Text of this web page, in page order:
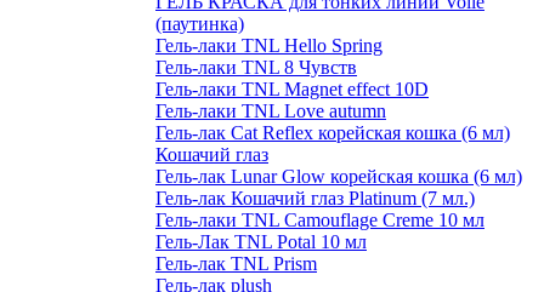
(паутинка)
Гель-лаки TNL Hello Spring
Гель-лаки TNL 8 Чувств
Гель-лаки TNL Magnet effect 10D
Гель-лаки TNL Love autumn
Гель-лак Cat Reflex корейская кошка (6 мл)
Кошачий глаз
Гель-лак Lunar Glow корейская кошка (6 мл)
Гель-лак Кошачий глаз Platinum (7 мл.)
Гель-лаки TNL Camouflage Creme 10 мл
Гель-Лак TNL Potal 10 мл
Гель-лак TNL Prism
Гель-лак plush